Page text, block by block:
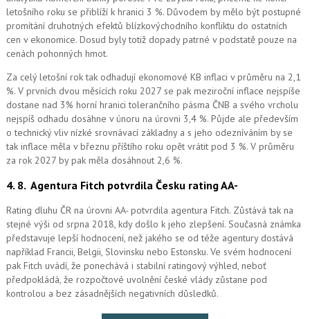
letošního roku se přiblíží k hranici 3 %. Důvodem by mělo být postupné
promítání druhotných efektů blízkovýchodního konfliktu do ostatních
cen v ekonomice. Dosud byly totiž dopady patrné v podstatě pouze na
cenách pohonných hmot.
Za celý letošní rok tak odhadují ekonomové KB inflaci v průměru na 2,1
%. V prvních dvou měsících roku 2027 se pak meziroční inflace nejspíše
dostane nad 3% horní hranici tolerančního pásma ČNB a svého vrcholu
nejspíš odhadu dosáhne v únoru na úrovni 3,4 %. Půjde ale především
o technický vliv nízké srovnávací základny a s jeho odezníváním by se
tak inflace měla v březnu příštího roku opět vrátit pod 3 %. V průměru
za rok 2027 by pak měla dosáhnout 2,6 %.
4. 8. Agentura Fitch potvrdila Česku rating AA-
Rating dluhu ČR na úrovni AA- potvrdila agentura Fitch. Zůstává tak na
stejné výši od srpna 2018, kdy došlo k jeho zlepšení. Současná známka
představuje lepší hodnocení, než jakého se od téže agentury dostává
například Francii, Belgii, Slovinsku nebo Estonsku. Ve svém hodnocení
pak Fitch uvádí, že ponechává i stabilní ratingový výhled, neboť
předpokládá, že rozpočtové uvolnění české vlády zůstane pod
kontrolou a bez zásadnějších negativních důsledků.